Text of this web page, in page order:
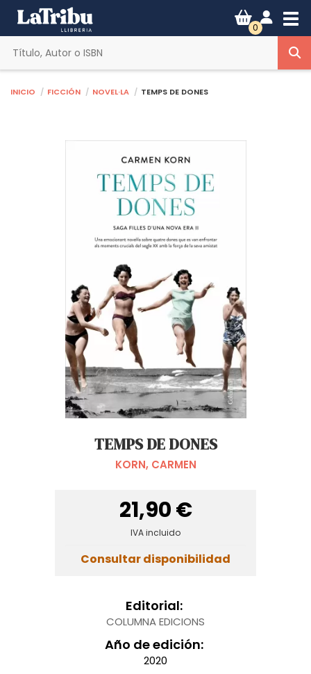
0
Inicio Ficción Novel·la TEMPS DE DONES
TEMPS DE DONES
KORN, CARMEN
21,90 €
IVA incluido
Consultar disponibilidad
Editorial:
COLUMNA EDICIONS
Año de edición:
2020